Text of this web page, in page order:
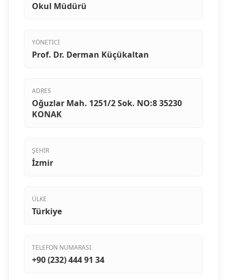
Okul Müdürü
YÖNETICI
Prof. Dr. Derman Küçükaltan
ADRES
Oğuzlar Mah. 1251/2 Sok. NO:8 35230
KONAK
ŞEHIR
İzmir
ÜLKE
Türkiye
TELEFON NUMARASI
+90 (232) 444 91 34